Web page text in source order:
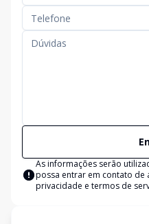
As informações serão
possa entrar em contato de
privacidade e termos de